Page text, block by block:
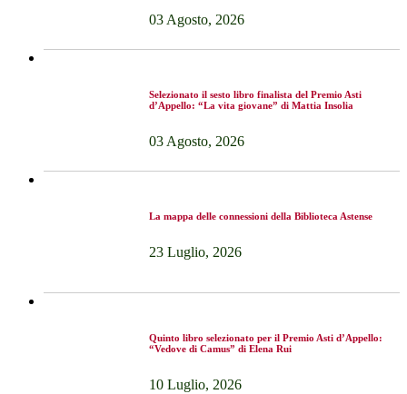
03 Agosto, 2026
Selezionato il sesto libro finalista del Premio Asti
d’Appello: “La vita giovane” di Mattia Insolia
03 Agosto, 2026
La mappa delle connessioni della Biblioteca Astense
23 Luglio, 2026
Quinto libro selezionato per il Premio Asti d’Appello:
“Vedove di Camus” di Elena Rui
10 Luglio, 2026